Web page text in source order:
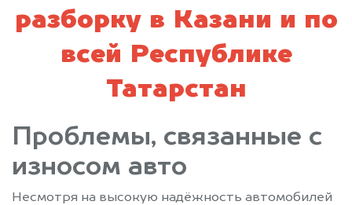
разборку в Казани и по
всей Республике
Татарстан
Проблемы, связанные с
износом авто
Несмотря на высокую надёжность автомобилей